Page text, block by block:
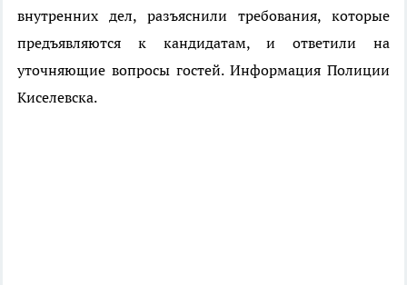
внутренних дел, разъяснили требования, которые
предъявляются к кандидатам, и ответили на
уточняющие вопросы гостей. Информация Полиции
Киселевска.